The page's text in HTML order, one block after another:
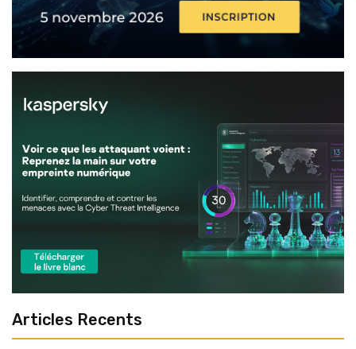
Articles Recents